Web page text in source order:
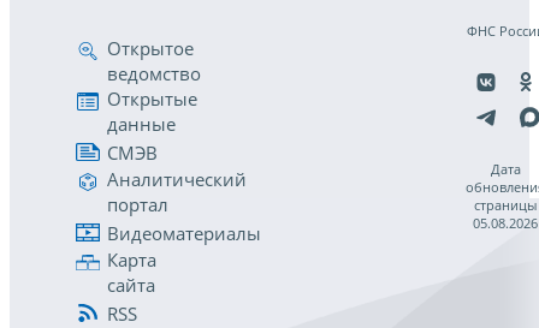
Открытое
ведомство
Открытые
данные
СМЭВ
Аналитический
портал
Видеоматериалы
Карта
сайта
RSS
ФНС
Дата
страницы
05.08.2026